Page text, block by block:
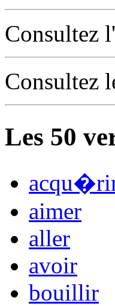
Consultez
Consultez
Les 50
aimer
aller
avoir
bouillir